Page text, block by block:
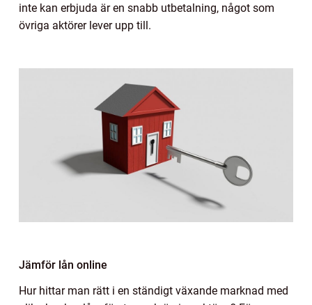
inte kan erbjuda är en snabb utbetalning, något som
övriga aktörer lever upp till.
Jämför lån online
Hur hittar man rätt i en ständigt växande marknad med